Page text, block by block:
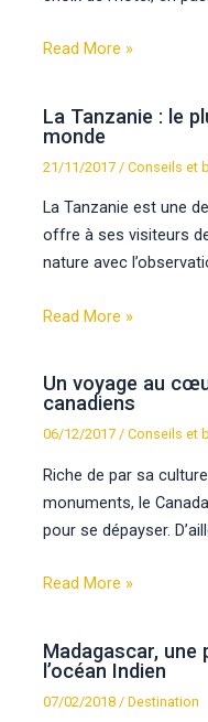
Read More »
La Tanzanie : le
monde
21/11/2017 /Conseils et
La Tanzanie est une
offre à ses visiteurs
nature avec
Read More »
Un voyage au
canadiens
06/12/2017/Conseils et
Riche de par sa
monuments, le
pour se dépayser.
Read More »
Madagascar, une
l’océan Indien
07/02/2018/Destination